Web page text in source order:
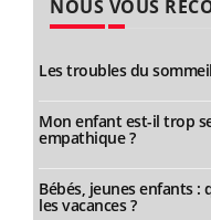
NOUS VOUS
Les troubles du
Mon enfant est-il trop
empathique ?
Bébés, jeunes enfants
les vacances ?